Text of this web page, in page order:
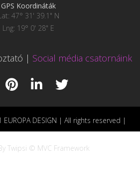
GPS Koordináták
47° 31' 39.1" N
Lng: 19° 0' 28" E
| Social média csatornáink
DESIGN | All rights reserved |
Twipsi © MVC Framework